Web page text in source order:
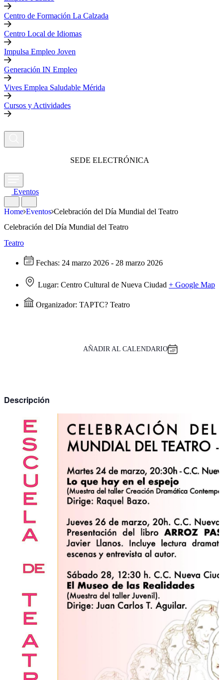
Centro de Formación La Calzada
Centro Local de Idiomas
Impulsa Empleo Joven
Generación IN Empleo
Vives Emplea Saludable Mérida
Cursos y Actividades
SEDE ELECTRÓNICA
Eventos
Home Eventos Celebración del Día Mundial del Teatro
Celebración del Día Mundial del Teatro
Teatro
Fechas: 24 marzo 2026 - 28 marzo 2026
Lugar: Centro Cultural de Nueva Ciudad + Google Map
Organizador: TAPTC? Teatro
AÑADIR AL CALENDARIO
Descripción